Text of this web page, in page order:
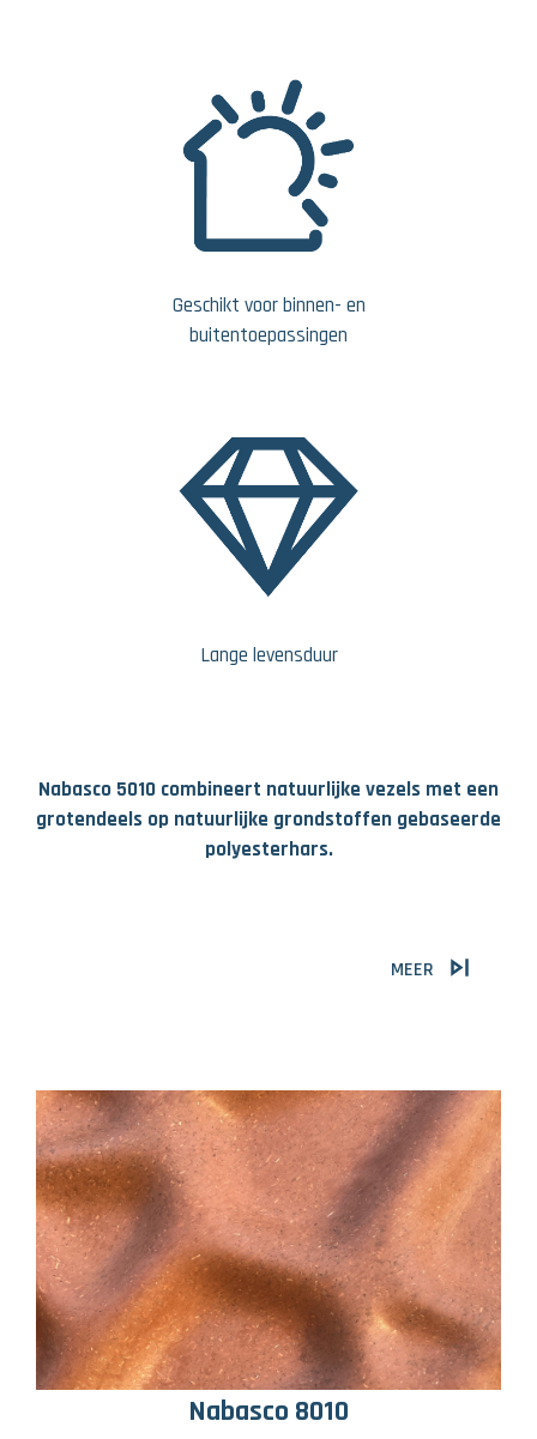
Geschikt voor binnen- en
buitentoepassingen
Lange levensduur
Nabasco 5010 combineert natuurlijke vezels met een
grotendeels op natuurlijke grondstoffen gebaseerde
polyesterhars.
MEER
Nabasco 8010